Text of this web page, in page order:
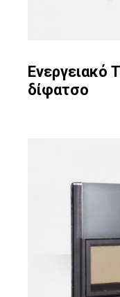
Ενεργειακό
δίφατσο